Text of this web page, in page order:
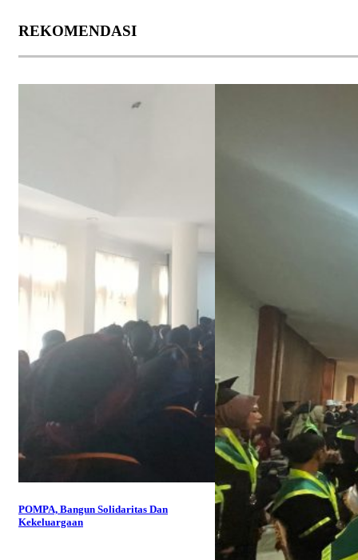
REKOMENDASI
POMPA, Bangun Solidaritas Dan
Kekeluargaan